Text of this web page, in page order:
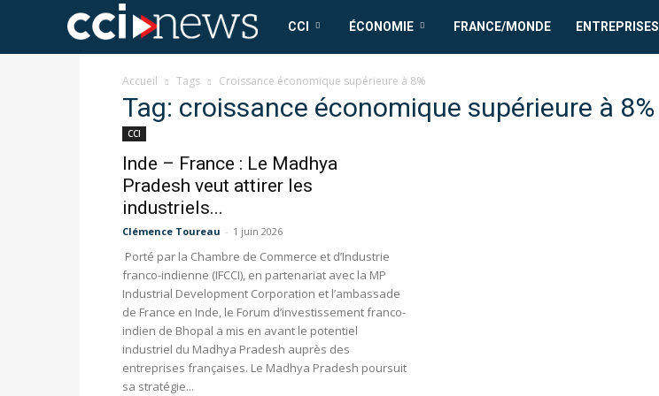
CCI
News
CCI ÉCONOMIE FRANCE/MONDE ENTREPRISES
Accueil Tags Croissance économique supérieure à 8%
Tag: croissance économique supérieure à 8%
CCI
Inde – France : Le Madhya
Pradesh veut attirer les
industriels...
Clémence Toureau - 1 juin 2026
Porté par la Chambre de Commerce et d’Industrie
franco-indienne (IFCCI), en partenariat avec la MP
Industrial Development Corporation et l’ambassade
de France en Inde, le Forum d’investissement franco-
indien de Bhopal a mis en avant le potentiel
industriel du Madhya Pradesh auprès des
entreprises françaises. Le Madhya Pradesh poursuit
sa stratégie...